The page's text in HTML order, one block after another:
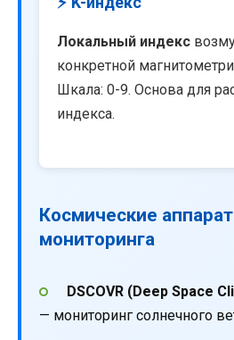
Локальный индекс
конкретной
Шкала: 0-9. Основа для
индекса.
Космические
мониторинга
DSCOVR (Deep Space
— мониторинг солнечного